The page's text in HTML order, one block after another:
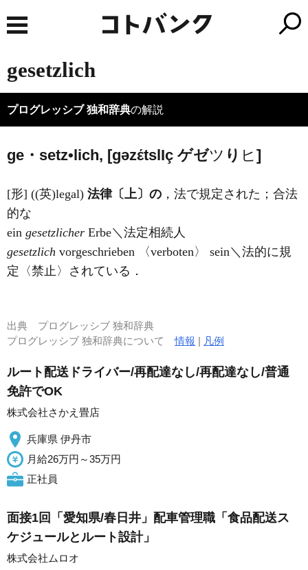
gesetzlich
プログレッシブ 独和辞典の解説
ge・setz•lich, [ɡəzέtslIç ゲゼツ り ヒ]
[形] ((英)legal) 法律〔上〕の ，法で規定された；合法
的な
ein gesetzlicher Erbe＼法定相続人
gesetzlich vorgeschrieben 〈verboten〉 sein＼法的に規
定〈禁止〉されている．
出典 プログレッシブ 独和辞典
プログレッシブ 独和辞典について情報 | 凡例
ルート配送ドライバー/再配達なし/再配達なし/普通
免許でOK
株式会社さかえ畳店
兵庫県 伊丹市
月給26万円～35万円
正社員
面接1回「愛知県/春日井」配車管理職「食品配送ス
ケジュールとルート設計」
株式会社ムロオ